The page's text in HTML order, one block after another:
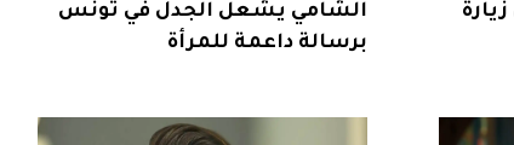
الشامي يشعل الجدل في تونس
برسالة داعمة للمرأة